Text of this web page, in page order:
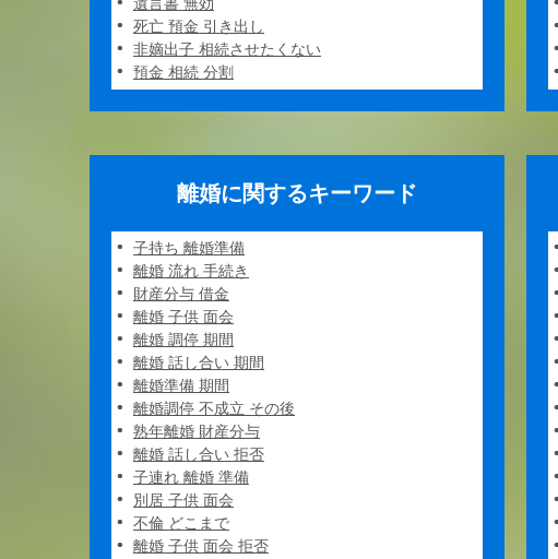
死亡 預金 引き出し
非嫡出子 相続させたくない
預金 相続 分割
離婚に関するキーワード
子持ち 離婚準備
離婚 流れ 手続き
財産分与 借金
離婚 子供 面会
離婚 調停 期間
離婚 話し合い 期間
離婚準備 期間
離婚調停 不成立 その後
熟年離婚 財産分与
離婚 話し合い 拒否
子連れ 離婚 準備
別居 子供 面会
不倫 どこまで
離婚 子供 面会 拒否